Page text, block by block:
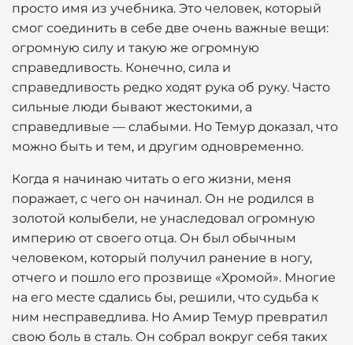
просто имя из учебника. Это человек, который
смог соединить в себе две очень важные вещи:
огромную силу и такую же огромную
справедливость. Конечно, сила и
справедливость редко ходят рука об руку. Часто
сильные люди бывают жестокими, а
справедливые — слабыми. Но Темур доказал, что
можно быть и тем, и другим одновременно.
Когда я начинаю читать о его жизни, меня
поражает, с чего он начинал. Он не родился в
золотой колыбели, не унаследовал огромную
империю от своего отца. Он был обычным
человеком, который получил ранение в ногу,
отчего и пошло его прозвище «Хромой». Многие
на его месте сдались бы, решили, что судьба к
ним несправедлива. Но Амир Темур превратил
свою боль в сталь. Он собрал вокруг себя таких